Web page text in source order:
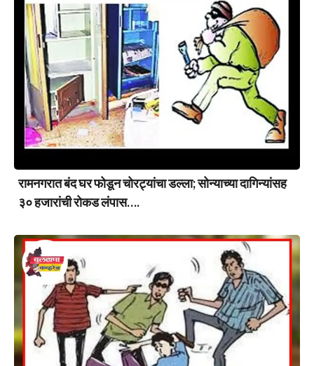
रामनगरात बंद घर फोडून चोरट्यांचा डल्ला; सोन्याच्या दागिन्यांसह
३० हजारांची रोकड लंपास….